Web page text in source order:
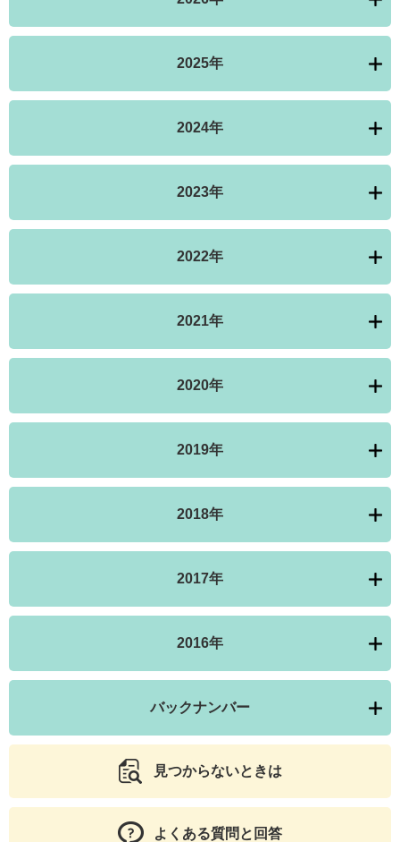
2025年
2024年
2023年
2022年
2021年
2020年
2019年
2018年
2017年
2016年
バックナンバー
見つからないときは
よくある質問と回答